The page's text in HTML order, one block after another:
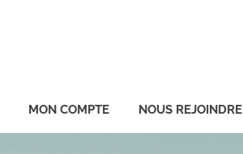
MON COMPTE NOUS REJOINDRE